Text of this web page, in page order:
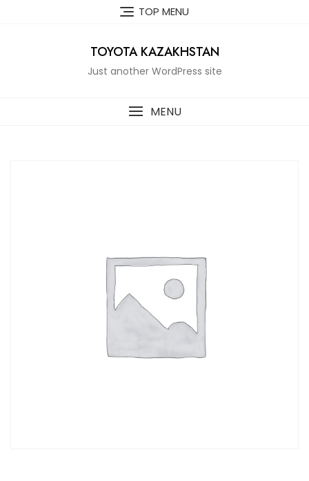
TOP MENU
TOYOTA KAZAKHSTAN
Just another WordPress site
MENU